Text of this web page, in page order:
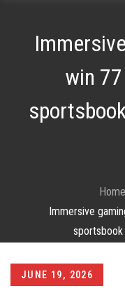
win
Home
Immersive
Posted
JUNE 19, 2026